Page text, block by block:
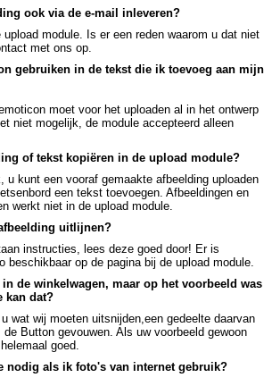
ook via de e-mail inleveren?
module. Is er een reden waarom u dat niet
met ons op.
gebruiken in de tekst die ik toevoeg aan mijn
moet voor het uploaden al in het ontwerp
niet mogelijk, de module accepteerd alleen
of tekst kopiëren in de upload module?
u kunt een vooraf gemaakte afbeelding uploaden
een tekst toevoegen. Afbeeldingen en
werkt niet in de upload module.
uitlijnen?
instructies, lees deze goed door! Er is
beschikbaar op de pagina bij de upload module.
de winkelwagen, maar op het voorbeeld was
kan dat?
wat wij moeten uitsnijden,een gedeelte daarvan
Button gevouwen. Als uw voorbeeld gewoon
goed.
nodig als ik foto's van internet gebruik?